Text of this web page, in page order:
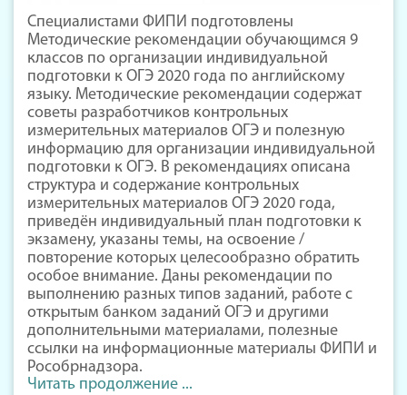
Специалистами ФИПИ подготовлены
Методические рекомендации обучающимся 9
классов по организации индивидуальной
подготовки к ОГЭ 2020 года по английскому
языку. Методические рекомендации содержат
советы разработчиков контрольных
измерительных материалов ОГЭ и полезную
информацию для организации индивидуальной
подготовки к ОГЭ. В рекомендациях описана
структура и содержание контрольных
измерительных материалов ОГЭ 2020 года,
приведён индивидуальный план подготовки к
экзамену, указаны темы, на освоение /
повторение которых целесообразно обратить
особое внимание. Даны рекомендации по
выполнению разных типов заданий, работе с
открытым банком заданий ОГЭ и другими
дополнительными материалами, полезные
ссылки на информационные материалы ФИПИ и
Рособрнадзора.
Читать продолжение ...